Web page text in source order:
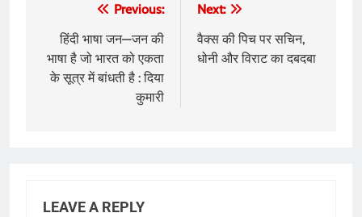
navigation
Previous:
हिंदी भाषा जन—जन की
भाषा है जो भारत को एकता
के सूत्र में बांधती है : दिया
कुमारी
Next:
वैक्स की पिच पर सचिन,
धोनी और विराट का दबदबा
LEAVE A REPLY